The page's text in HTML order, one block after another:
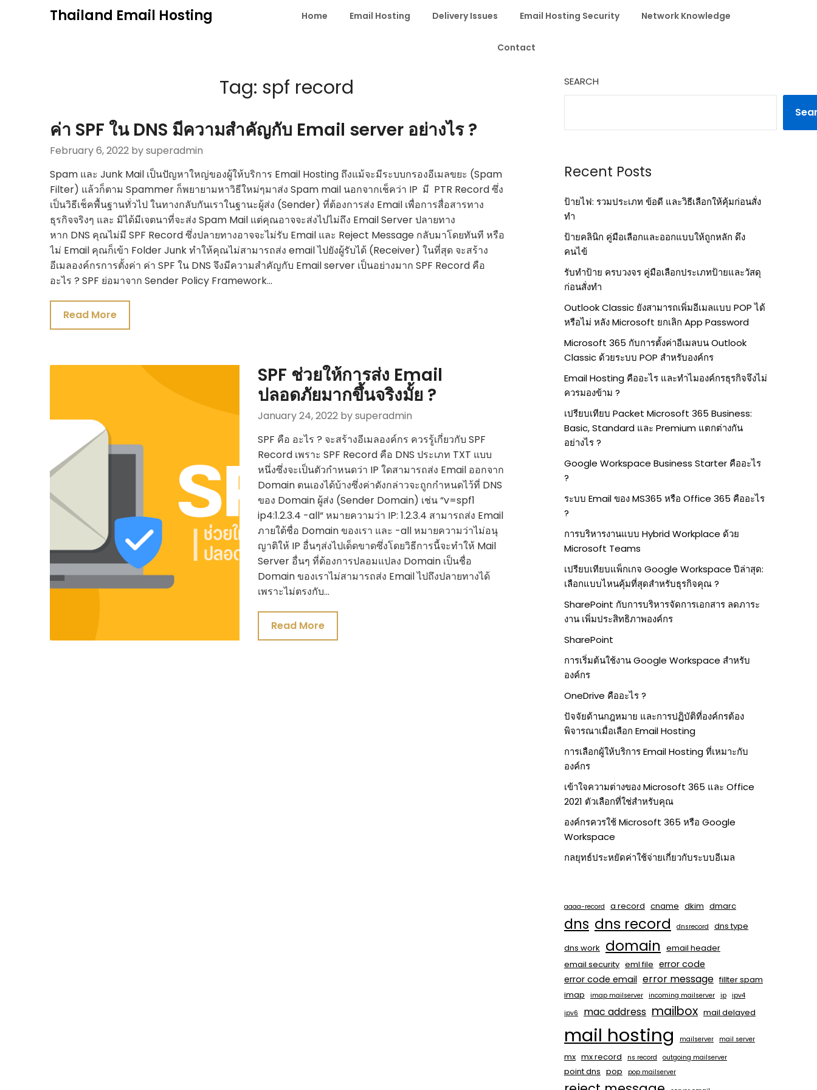
Thailand Email Hosting Home Email Hosting Delivery Issues Email Hosting Security Network Knowledge
Contact
Tag: spf record
ค่า SPF ใน DNS มีความสำคัญกับ Email server อย่างไร ?
February 6, 2022 by superadmin
Spam และ Junk Mail เป็นปัญหาใหญ่ของผู้ให้บริการ Email Hosting ถึงแม้จะมีระบบกรองอีเมลขยะ (Spam
Filter) แล้วก็ตาม Spammer ก็พยายามหาวิธีใหม่ๆมาส่ง Spam mail นอกจากเช็คว่า IP มี PTR Record ซึ่ง
เป็นวิธีเช็คพื้นฐานทั่วไป ในทางกลับกันเราในฐานะผู้ส่ง (Sender) ที่ต้องการส่ง Email เพื่อการสื่อสารทาง
ธุรกิจจริงๆ และ มิได้มีเจตนาที่จะส่ง Spam Mail แต่คุณอาจจะส่งไปไม่ถึง Email Server ปลายทาง
หาก DNS คุณไม่มี SPF Record ซึ่งปลายทางอาจจะไม่รับ Email และ Reject Message กลับมาโดยทันที หรือ
ไม่ Email คุณก็เข้า Folder Junk ทำให้คุณไม่สามารถส่ง email ไปยังผู้รับได้ (Receiver) ในที่สุด จะสร้าง
อีเมลองค์กรการตั้งค่า ค่า SPF ใน DNS จึงมีความสำคัญกับ Email server เป็นอย่างมาก SPF Record คือ
อะไร ? SPF ย่อมาจาก Sender Policy Framework…
Read More
SPF ช่วยให้การส่ง Email
ปลอดภัยมากขึ้นจริงมั้ย ?
January 24, 2022 by superadmin
SPF คือ อะไร ? จะสร้างอีเมลองค์กร ควรรู้เกี่ยวกับ SPF
Record เพราะ SPF Record คือ DNS ประเภท TXT แบบ
หนึ่งซึ่งจะเป็นตัวกำหนดว่า IP ใดสามารถส่ง Email ออกจาก
Domain ตนเองได้บ้างซึ่งค่าดังกล่าวจะถูกกำหนดไว้ที่ DNS
ของ Domain ผู้ส่ง (Sender Domain) เช่น “v=spf1
ip4:1.2.3.4 -all“ หมายความว่า IP: 1.2.3.4 สามารถส่ง Email
ภายใต้ชื่อ Domain ของเรา และ -all หมายความว่าไม่อนุ
ญาติให้ IP อื่นๆส่งไปเด็ดขาดซึ่งโดยวิธีการนี้จะทำให้ Mail
Server อื่นๆ ที่ต้องการปลอมแปลง Domain เป็นชื่อ
Domain ของเราไม่สามารถส่ง Email ไปถึงปลายทางได้
เพราะไม่ตรงกับ…
Read More
SEARCH
Recent Posts
ป้ายไฟ: รวมประเภท ข้อดี และวิธีเลือกให้คุ้มก่อนสั่ง
ทำ
ป้ายคลินิก คู่มือเลือกและออกแบบให้ถูกหลัก ดึง
คนไข้
รับทำป้าย ครบวงจร คู่มือเลือกประเภทป้ายและวัสดุ
ก่อนสั่งทำ
Outlook Classic ยังสามารถเพิ่มอีเมลแบบ POP ได้
หรือไม่ หลัง Microsoft ยกเลิก App Password
Microsoft 365 กับการตั้งค่าอีเมลบน Outlook
Classic ด้วยระบบ POP สำหรับองค์กร
Email Hosting คืออะไร และทำไมองค์กรธุรกิจจึงไม่
ควรมองข้าม ?
เปรียบเทียบ Packet Microsoft 365 Business:
Basic, Standard และ Premium แตกต่างกัน
อย่างไร ?
Google Workspace Business Starter คืออะไร
?
ระบบ Email ของ MS365 หรือ Office 365 คืออะไร
?
การบริหารงานแบบ Hybrid Workplace ด้วย
Microsoft Teams
เปรียบเทียบแพ็กเกจ Google Workspace ปีล่าสุด:
เลือกแบบไหนคุ้มที่สุดสำหรับธุรกิจคุณ ?
SharePoint กับการบริหารจัดการเอกสาร ลดภาระ
งาน เพิ่มประสิทธิภาพองค์กร
SharePoint
การเริ่มต้นใช้งาน Google Workspace สำหรับ
องค์กร
OneDrive คืออะไร ?
ปัจจัยด้านกฎหมาย และการปฏิบัติที่องค์กรต้อง
พิจารณาเมื่อเลือก Email Hosting
การเลือกผู้ให้บริการ Email Hosting ที่เหมาะกับ
องค์กร
เข้าใจความต่างของ Microsoft 365 และ Office
2021 ตัวเลือกที่ใช่สำหรับคุณ
องค์กรควรใช้ Microsoft 365 หรือ Google
Workspace
กลยุทธ์ประหยัดค่าใช้จ่ายเกี่ยวกับระบบอีเมล
aaaa-record a record cname dkim dmarc
dns dns record dnsrecord
dns type
dns work domain email header
email security eml file error code
error code email error message fillter spam
imap
imap mailserver incoming mailserver ip
ipv4
ipv6
mac address mailbox mail delayed
mail hosting mailserver mail server
mx mx record ns record outgoing mailserver
point dns pop pop mailserver